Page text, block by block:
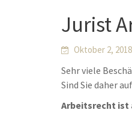
Jurist
Oktober 2, 2018
Sehr viele
Sind Sie daher
Arbeitsrecht